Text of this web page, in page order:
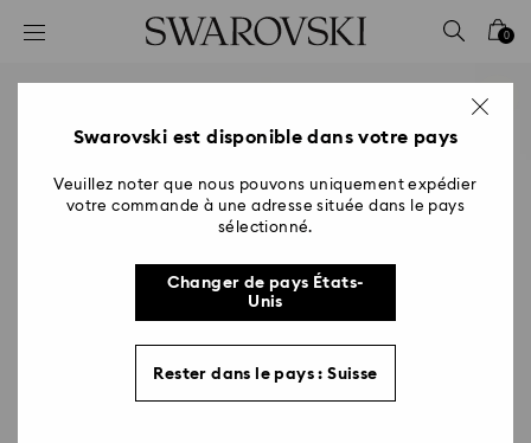
Accesskeys list
2 - Footer
0
Swarovski est disponible dans votre pays
Veuillez noter que nous pouvons uniquement expédier
votre commande à une adresse située dans le pays
sélectionné.
Changer de pays États-
Unis
Rester dans le pays : Suisse